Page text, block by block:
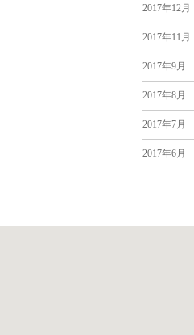
2017年12月
2017年11月
2017年9月
2017年8月
2017年7月
2017年6月